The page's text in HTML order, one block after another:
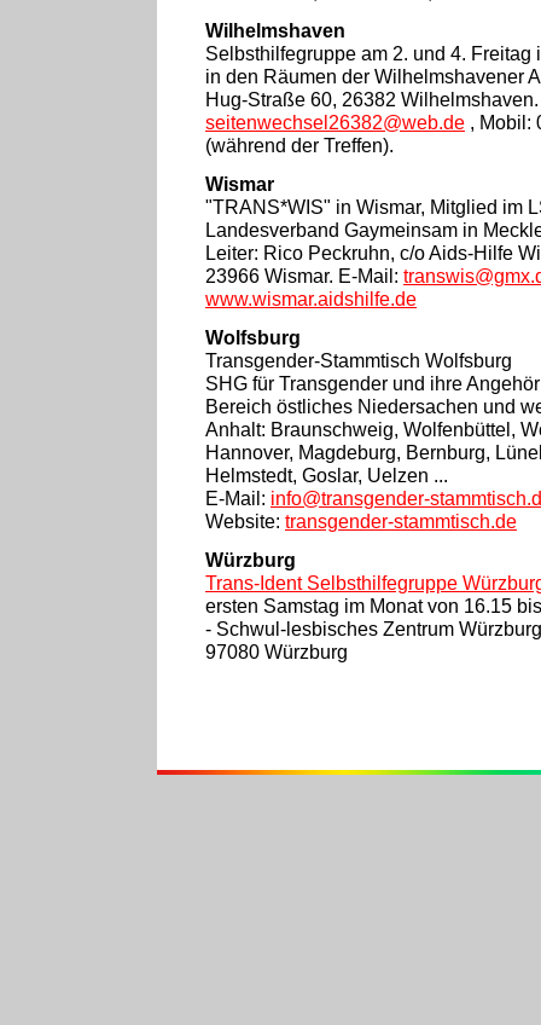
Wilhelmshaven
Selbsthilfegruppe am 2. und 4. Freitag
in den Räumen der Wilhelmshavener
Hug-Straße 60, 26382
seitenwechsel26382@web.de , Mobil:
(während der Treffen).
Wismar
"TRANS*WIS" in Wismar, Mitglied im
Landesverband Gaymeinsam in
Leiter: Rico Peckruhn, c/o Aids-Hilfe
23966 Wismar. E-Mail:
www.wismar.aidshilfe.de
Wolfsburg
Transgender-Stammtisch Wolfsburg
SHG für Transgender und ihre
Bereich östliches Niedersachen und
Anhalt: Braunschweig, Wolfenbüttel,
Hannover, Magdeburg, Bernburg,
Helmstedt, Goslar, Uelzen ...
E-Mail: info@transgender-
Website: transgender-stammtisch.de
Würzburg
Trans-Ident Selbsthilfegruppe
ersten Samstag im Monat von 16.15
- Schwul-lesbisches Zentrum
97080 Würzburg